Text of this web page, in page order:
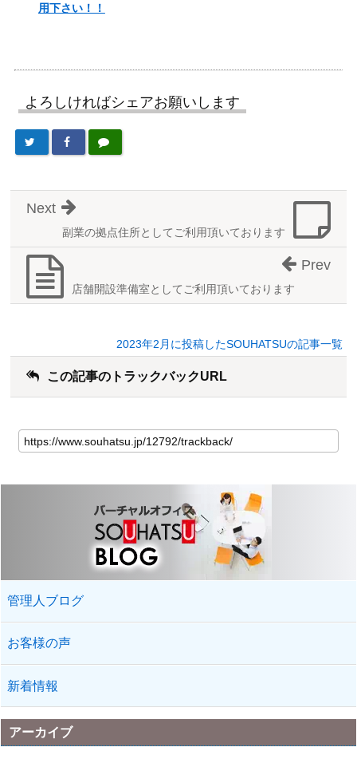
用下さい！！
よろしければシェアお願いします
副業の拠点住所としてご利用頂いております
Next
店舗開設準備室としてご利用頂いております
Prev
2023年2月に投稿したSOUHATSUの記事一覧
この記事のトラックバックURL
管理人ブログ
お客様の声
新着情報
アーカイブ